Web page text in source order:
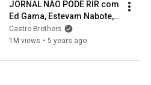
JORNAL NÃO PODE RIR com
Ed Gama, Estevam Nabote,
Marcos Castro e Luciana
D'Aulizio.
Castro Brothers
1M views • 5 years ago